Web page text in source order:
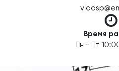
Время
Пн - Пт